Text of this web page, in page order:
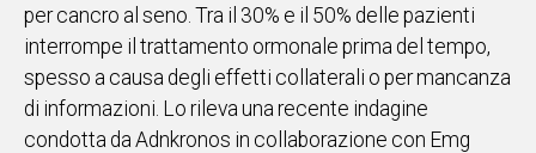
POLITICA
IN
ITALIA
NEL
MONDO
per cancro al seno. Tra il 30% e il 50% delle pazienti
interrompe il trattamento ormonale prima del tempo,
spesso a causa degli effetti collaterali o per mancanza
di informazioni. Lo rileva una recente indagine
condotta da Adnkronos in collaborazione con Emg